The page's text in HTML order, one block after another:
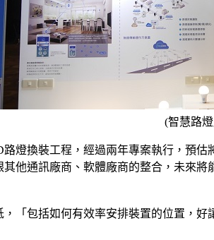
(智慧路
燈換裝工程，經過兩年專案執行，預
他通訊廠商、軟體廠商的整合，未來
「包括如何有效率安排裝置的位置，